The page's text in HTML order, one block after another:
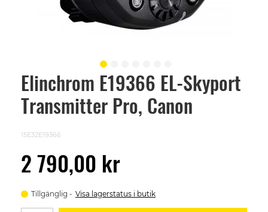
Elinchrom E19366 EL-Skyport
Transmitter Pro, Canon
15E32E19366
2 790,00 kr
Tillgänglig Visa lagerstatus i butik
Skip
beginning
images